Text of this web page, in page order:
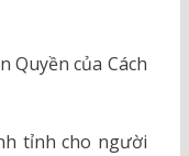
Quyền của Cách
tỉnh cho người